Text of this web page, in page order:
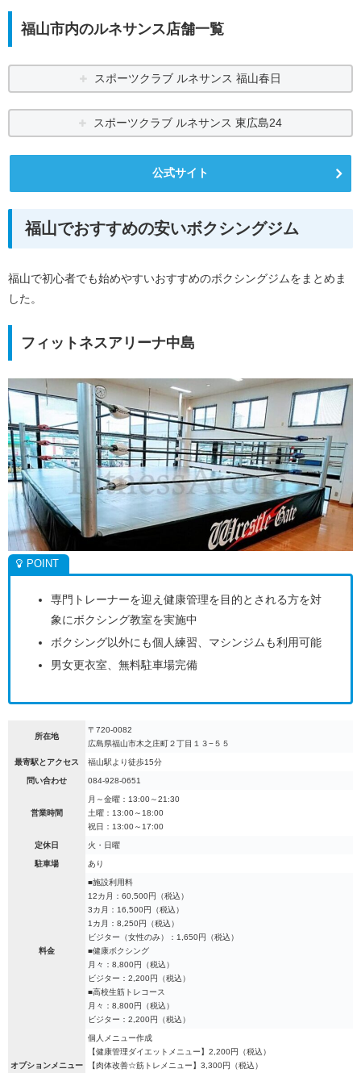
福山市内のルネサンス店舗一覧
スポーツクラブ ルネサンス 福山春日
スポーツクラブ ルネサンス 東広島24
公式サイト
福山でおすすめの安いボクシングジム
福山で初心者でも始めやすいおすすめのボクシングジムをまとめま
した。
フィットネスアリーナ中島
専門トレーナーを迎え健康管理を目的とされる方を対
象にボクシング教室を実施中
ボクシング以外にも個人練習、マシンジムも利用可能
男女更衣室、無料駐車場完備
所在地
〒720-0082
広島県福山市木之庄町２丁目１３−５５
最寄駅とアクセス 福山駅より徒歩15分
問い合わせ 084-928-0651
営業時間
月～金曜：13:00～21:30
土曜：13:00～18:00
祝日：13:00～17:00
定休日 火・日曜
駐車場 あり
料金
■施設利用料
12カ月：60,500円（税込）
3カ月：16,500円（税込）
1カ月：8,250円（税込）
ビジター（女性のみ）：1,650円（税込）
■健康ボクシング
月々：8,800円（税込）
ビジター：2,200円（税込）
■高校生筋トレコース
月々：8,800円（税込）
ビジター：2,200円（税込）
オプションメニュー
個人メニュー作成
【健康管理ダイエットメニュー】2,200円（税込）
【肉体改善☆筋トレメニュー】3,300円（税込）